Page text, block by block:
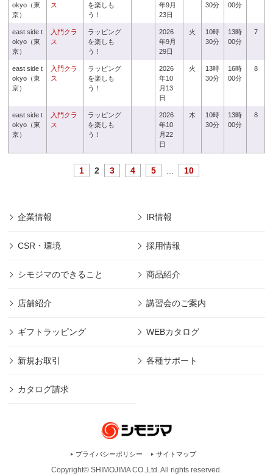
okyo（東
京）
ス
を楽しも
う！
年9月
23日
30分
00分
east side t
okyo（東
京）
入門クラ
ス
ラッピング
を楽しも
う！
2026
年9月
29日
火
10時
30分
13時
00分
7
east side t
okyo（東
京）
入門クラ
ス
ラッピング
を楽しも
う！
2026
年10
月13
日
火
13時
30分
16時
00分
8
east side t
okyo（東
京）
入門クラ
ス
ラッピング
を楽しも
う！
2026
年10
月22
日
木
10時
30分
13時
00分
8
1 2 3 4 5 10
企業情報 IR情報
CSR・環境 採用情報
シモジマのできること 商品紹介
店舗紹介 講習会のご案内
ギフトラッピング WEBカタログ
新規お取引 各種サポート
カタログ請求
プライバシーポリシー サイトマップ
Copyright© SHIMOJIMA CO.,Ltd. All rights reserved.